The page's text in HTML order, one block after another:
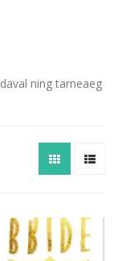
ning tarneaeg